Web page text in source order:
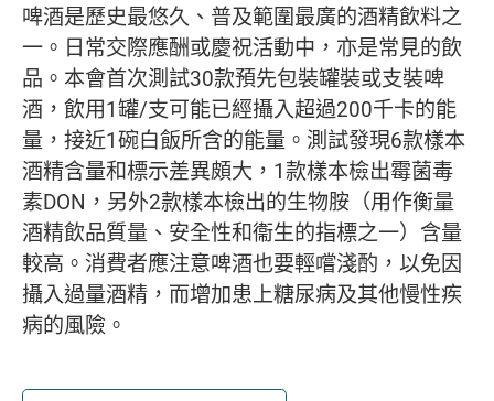
啤酒是歷史最悠久、普及範圍最廣的酒精飲料之
一。日常交際應酬或慶祝活動中，亦是常見的飲
品。本會首次測試30款預先包裝罐裝或支裝啤
酒，飲用1罐/支可能已經攝入超過200千卡的能
量，接近1碗白飯所含的能量。測試發現6款樣本
酒精含量和標示差異頗大，1款樣本檢出霉菌毒
素DON，另外2款樣本檢出的生物胺（用作衡量
酒精飲品質量、安全性和衞生的指標之一）含量
較高。消費者應注意啤酒也要輕嚐淺酌，以免因
攝入過量酒精，而增加患上糖尿病及其他慢性疾
病的風險。